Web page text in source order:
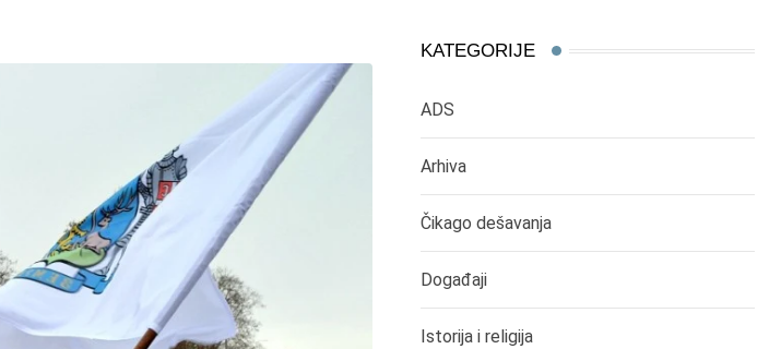
KATEGORIJE
ADS
Arhiva
Čikago dešavanja
Događaji
Istorija i religija